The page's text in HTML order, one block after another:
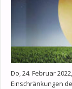
Do, 24. Februar
Einschränkungen